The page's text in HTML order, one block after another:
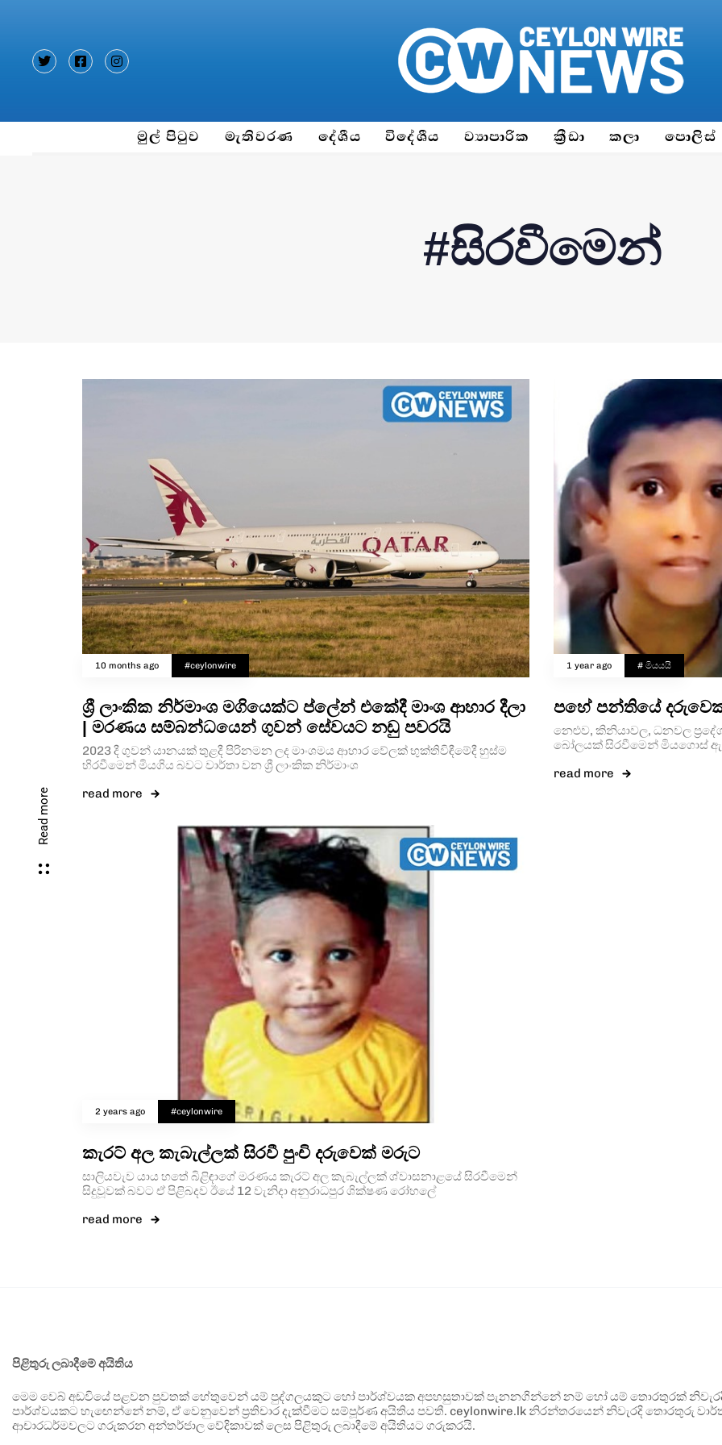
මුල් පිටුව මැතිවරණ දේශීය විදේශීය ව්‍යාපාරික ක්‍රීඩා කලා පොලිස්
Read more
#සිරවීමෙන්
10 months ago #ceylonwire
ශ්‍රී ලාංකික නිර්මාංශ මගියෙක්ට ප්ලේන් එකේදී මාංශ ආහාර දීලා
| මරණය සම්බන්ධයෙන් ගුවන් සේවයට නඩු පවරයි
2023 දී ගුවන් යානයක් තුළදී පිරිනමන ලද මාංශමය ආහාර වේලක් භුක්තිවිඳීමේදී හුස්ම
හිරවීමෙන් මියගිය බවට වාර්තා වන ශ්‍රී ලාංකික නිර්මාංශ
read more
1 year ago # මියයයි
පහේ පන්තියේ
නෙළුව, කිනියාවල, ධනවල
බෝලයක් සිරවීමෙන් මියගොස්
read more
2 years ago #ceylonwire
කැරට් අල කැබැල්ලක් සිරවී පුංචි දරුවෙක් මරුට
සාලියවැව යාය හතේ බිළිඳාගේ මරණය කැරට් අල කැබැල්ලක් ශ්වාසනාළයේ සිරවීමෙන්
සිදුවූවක් බවට ඒ පිළිබදව ඊයේ 12 වැනිදා අනුරාධපුර ශික්ෂණ රෝහලේ
read more
පිළිතුරු ලබාදීමේ අයිතිය
මෙම වෙබ් අඩවියේ පළවන පුවතක් හේතුවෙන් යම් පුද්ගලයකුට හෝ පාර්ශ්වයක අපහසුතාවක් පැනනගින්නේ නම් හෝ යම් තොරතුරක්
පාර්ශ්වයකට හැඟෙන්නේ නම්, ඒ වෙනුවෙන් ප්‍රතිචාර දැක්වීමට සම්පූර්ණ අයිතිය පවතී. ceylonwire.lk නිරන්තරයෙන් නිවැරදි තොරතුරු
ආචාරධර්මවලට ගරුකරන අන්තර්ජාල වේදිකාවක් ලෙස පිළිතුරු ලබාදීමේ අයිතියට ගරුකරයි.